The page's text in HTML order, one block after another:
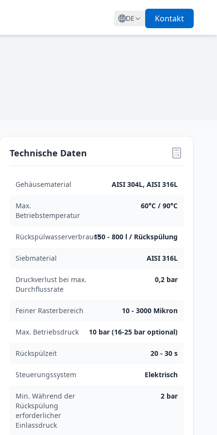
DE Kontakt
Technische Daten
Gehäusematerial AISI 304L, AISI 316L
Max.
Betriebstemperatur
60°C / 90°C
Rückspülwasserverbrauch150 - 800 l / Rückspülung
Siebmaterial AISI 316L
Druckverlust bei max.
Durchflussrate
0,2 bar
Feiner Rasterbereich 10 - 3000 Mikron
Max. Betriebsdruck 10 bar (16-25 bar optional)
Rückspülzeit 20 - 30 s
Steuerungssystem Elektrisch
Min. Während der
Rückspülung
erforderlicher
Einlassdruck
2 bar